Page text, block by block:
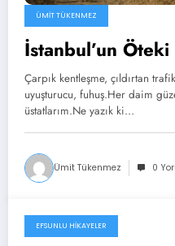
ÜMIT TÜKENMEZ
İstanbul’un
Çarpık kentleşme, çıldırtan
uyuşturucu, fuhuş.Her daim
üstatlarım.Ne yazık ki…
Ümit Tükenmez 0
29 Mart 2025
EFSUNLU HIKAYELER